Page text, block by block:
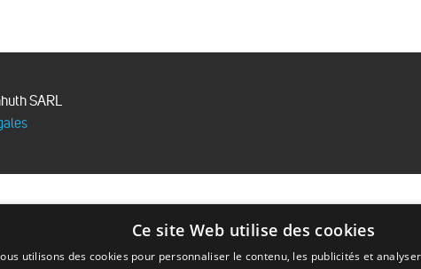
SARL
Ce site Web utilise des cookies
utilisons des cookies pour personnaliser le contenu, les publicités et